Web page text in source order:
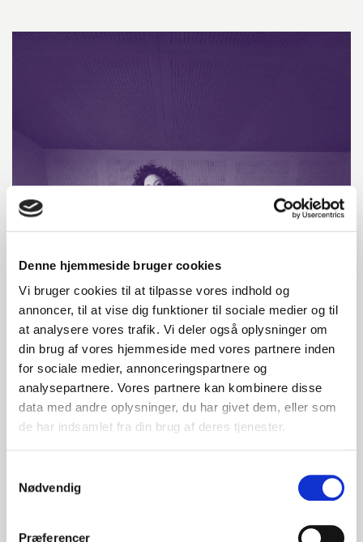
Denne hjemmeside bruger cookies
Vi bruger cookies til at tilpasse vores indhold og
annoncer, til at vise dig funktioner til sociale medier og til
at analysere vores trafik. Vi deler også oplysninger om
din brug af vores hjemmeside med vores partnere inden
for sociale medier, annonceringspartnere og
analysepartnere. Vores partnere kan kombinere disse
data med andre oplysninger, du har givet dem, eller som
de har indsamlet fra din brug af deres tjenester.
Nødvendig
Præferencer